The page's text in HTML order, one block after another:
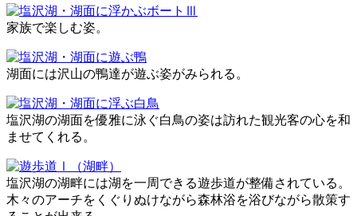
家族で楽しむ姿。
湖面には沢山の鴨達が遊ぶ姿がみられる。
塩沢湖の湖面を優雅に泳ぐ白鳥の姿は訪れた観光客の心を和
ませてくれる。
塩沢湖の湖畔には湖を一周できる遊歩道が整備されている。
木々のアーチをくぐりぬけながら森林浴を浴びながら散策す